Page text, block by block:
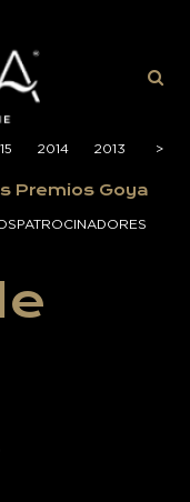
2014 2013 2012
>
>
Premios Goya
PATROCINADORES